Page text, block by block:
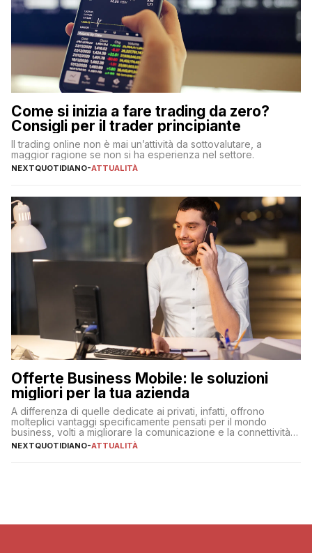
Come si inizia a fare trading da zero?
Consigli per il trader principiante
Il trading online non è mai un’attività da sottovalutare, a
maggior ragione se non si ha esperienza nel settore.
NEXTQUOTIDIANO-ATTUALITÀ
Offerte Business Mobile: le soluzioni
migliori per la tua azienda
A differenza di quelle dedicate ai privati, infatti, offrono
molteplici vantaggi specificamente pensati per il mondo
business, volti a migliorare la comunicazione e la connettività
degli utenti
NEXTQUOTIDIANO-ATTUALITÀ